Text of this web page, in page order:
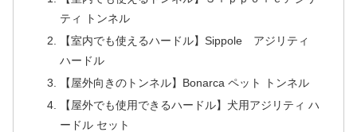
ティ トンネル
【室内でも使えるハードル】Sippole アジリティ
ハードル
【屋外向きのトンネル】Bonarca ペット トンネル
【屋外でも使用できるハードル】犬用アジリティ ハ
ードル セット